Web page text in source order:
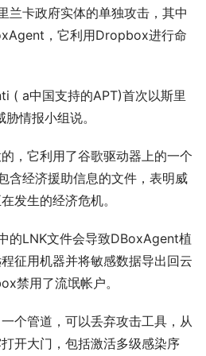
兰卡政府实体的单独攻击，其中
，它利用Dropbox进行命
( a中国支持的APT)首次以斯里
情报小组说。
，它利用了谷歌驱动器上的一个
含经济援助信息的文件，表明威
发生的经济危机。
的LNK文件会导致DBoxAgent植
征用机器并将敏感数据导出回云
禁用了流氓帐户。
个管道，可以丢弃攻击工具，从
开大门，包括激活多级感染序